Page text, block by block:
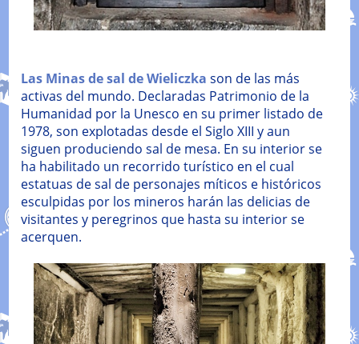
Las Minas de sal de Wieliczka son de las más
activas del mundo. Declaradas Patrimonio de la
Humanidad por la Unesco en su primer listado de
1978, son explotadas desde el Siglo XIII y aun
siguen produciendo sal de mesa. En su interior se
ha habilitado un recorrido turístico en el cual
estatuas de sal de personajes míticos e históricos
esculpidas por los mineros harán las delicias de
visitantes y peregrinos que hasta su interior se
acerquen.